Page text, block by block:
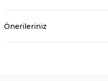
Önerileriniz